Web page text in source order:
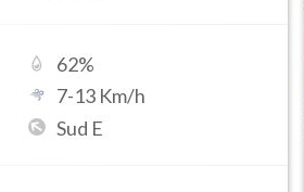
62%
7-13 Km/h
Sud E